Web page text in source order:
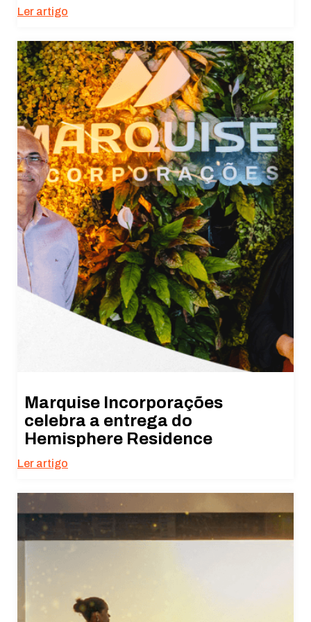
Ler artigo
Marquise Incorporações
celebra a entrega do
Hemisphere Residence
Ler artigo
Necessário
Esses cookies
não são